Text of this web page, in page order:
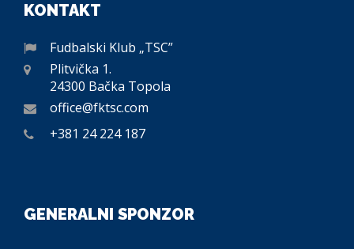
KONTAKT
Fudbalski Klub „TSC”
Plitvička 1.
24300 Bačka Topola
office@fktsc.com
+381 24 224 187
GENERALNI SPONZOR